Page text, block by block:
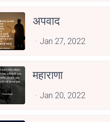
अपवाद
Jan 27, 2022
महाराणा
Jan 20, 2022